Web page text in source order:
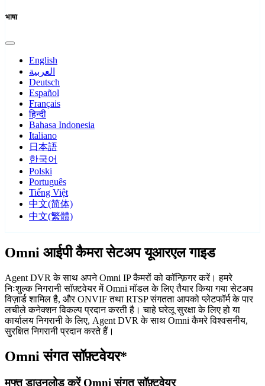
भाषा
English
العربية
Deutsch
Español
Français
हिन्दी
Bahasa Indonesia
Italiano
日本語
한국어
Polski
Português
Tiếng Việt
中文(简体)
中文(繁體)
Omni आईपी कैमरा सेटअप यूआरएल गाइड
Agent DVR के साथ अपने Omni IP कैमरों को कॉन्फ़िगर करें। हमरे
निःशुल्क निगरानी सॉफ़्टवेयर में Omni मॉडल के लिए तैयार किया गया सेटअप
विज़ार्ड शामिल है, और ONVIF तथा RTSP संगतता आपको प्लेटफॉर्म के पार
लचीले कनेक्शन विकल्प प्रदान करती है। चाहे घरेलू सुरक्षा के लिए हो या
कार्यालय निगरानी के लिए, Agent DVR के साथ Omni कैमरे विश्वसनीय,
सुरक्षित निगरानी प्रदान करते हैं।
Omni संगत सॉफ़्टवेयर*
मुफ्त डाउनलोड करें Omni संगत सॉफ़्टवेयर